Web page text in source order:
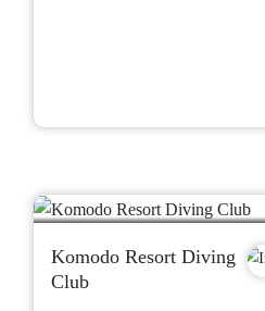
Komodo Resort Diving
Club